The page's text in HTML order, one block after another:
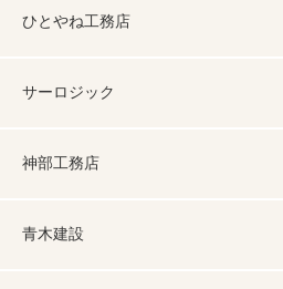
ひとやね工務店
サーロジック
神部工務店
青木建設